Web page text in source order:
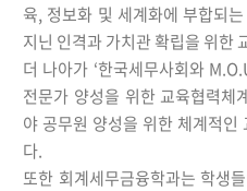
육, 정보화 및 세계화에 부합되
지닌 인격과 가치관 확립을 위한
더 나아가 ‘한국세무사회와
전문가 양성을 위한 교육협력체
야 공무원 양성을 위한 체계적인
다.
또한 회계세무금융학과는 학생